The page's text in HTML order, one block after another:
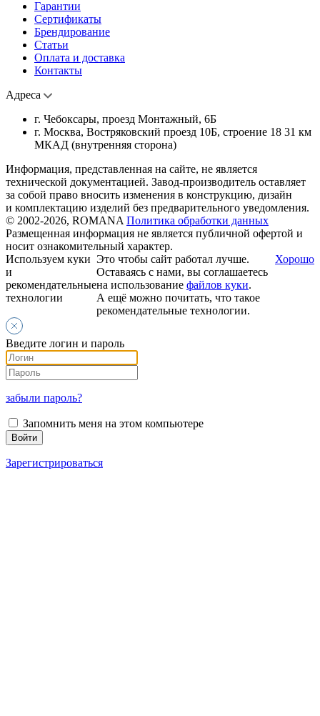
Гарантии
Сертификаты
Брендирование
Статьи
Оплата и доставка
Контакты
Адреса
г. Чебоксары, проезд Монтажный, 6Б
г. Москва, Востряковский проезд 10Б, строение 18 31 км
МКАД (внутренняя сторона)
Информация, представленная на сайте, не является
технической документацией. Завод-производитель оставляет
за собой право вносить изменения в конструкцию, дизайн
и комплектацию изделий без предварительного уведомления.
© 2002-2026, ROMANA Политика обработки данных
Размещенная информация не является публичной офертой и
носит ознакомительный характер.
Используем куки
и
рекомендательные
технологии
Это чтобы сайт работал лучше.
Оставаясь с нами, вы соглашаетесь
на использование файлов куки.
А ещё можно почитать, что такое
рекомендательные технологии.
Хорошо
Введите логин и пароль
забыли пароль?
Запомнить меня на этом компьютере
Зарегистрироваться